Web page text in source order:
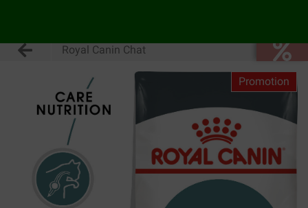
Royal Canin Chat
Promotion